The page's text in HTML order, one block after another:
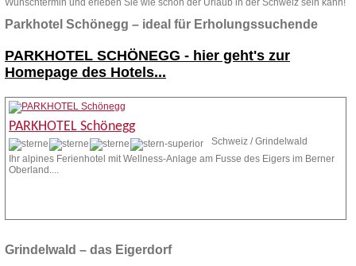
Wunschtermin und erleben Sie wie schön der Urlaub in der Schweiz sein kann!
Parkhotel Schönegg – ideal für Erholungssuchende
PARKHOTEL SCHÖNEGG - hier geht's zur
Homepage des Hotels...
PARKHOTEL Schönegg
Schweiz / Grindelwald
Ihr alpines Ferienhotel mit Wellness-Anlage am Fusse des Eigers im Berner
Oberland....
Grindelwald – das Eigerdorf